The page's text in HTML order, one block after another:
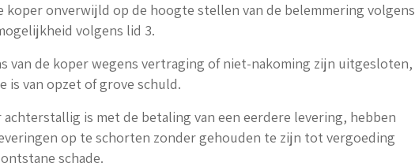
koper onverwijld op de hoogte stellen van de belemmering volgens
volgens lid 3.
van de koper wegens vertraging of niet-nakoming zijn uitgesloten,
is van opzet of grove schuld.
achterstallig is met de betaling van een eerdere levering, hebben
op te schorten zonder gehouden te zijn tot vergoeding
schade.